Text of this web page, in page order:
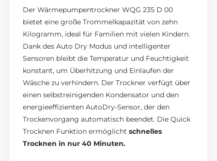
Der Wärmepumpentrockner WQG 235 D 00
bietet eine große Trommelkapazität von zehn
Kilogramm, ideal für Familien mit vielen Kindern.
Dank des Auto Dry Modus und intelligenter
Sensoren bleibt die Temperatur und Feuchtigkeit
konstant, um Überhitzung und Einlaufen der
Wäsche zu verhindern. Der Trockner verfügt über
einen selbstreinigenden Kondensator und den
energieeffizienten AutoDry-Sensor, der den
Trockenvorgang automatisch beendet. Die Quick
Trocknen Funktion ermöglichtschnelles
Trocknen in nur 40 Minuten.